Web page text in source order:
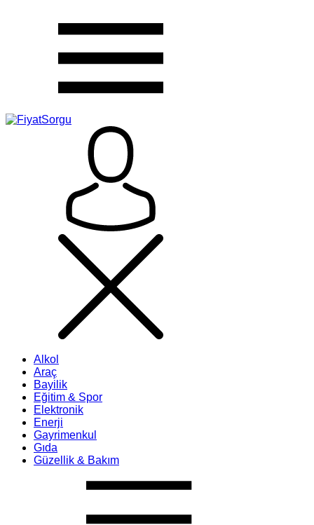
Alkol
Araç
Bayilik
Eğitim & Spor
Elektronik
Enerji
Gayrimenkul
Gıda
Güzellik & Bakım